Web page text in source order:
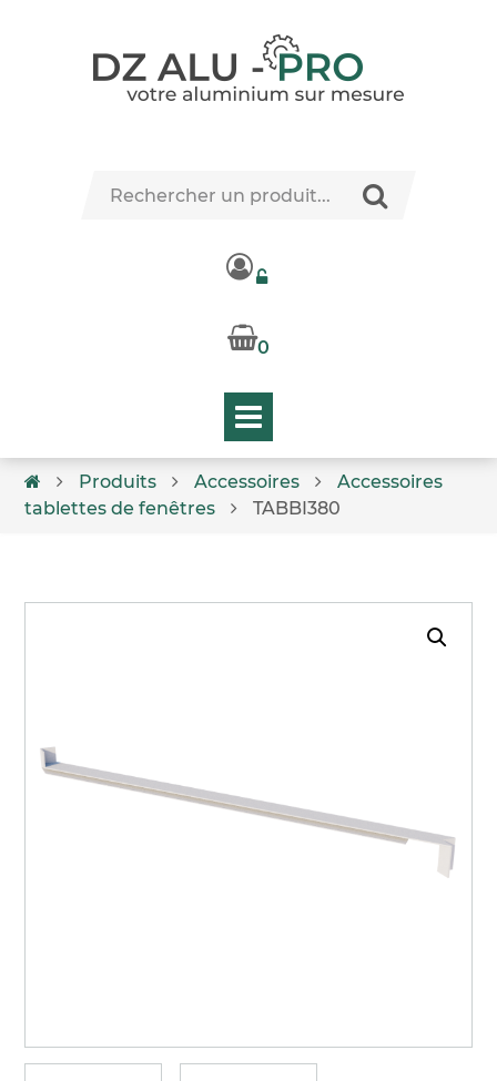
0
Produits Accessoires
Accessoires
tablettes de fenêtres
TABBI380